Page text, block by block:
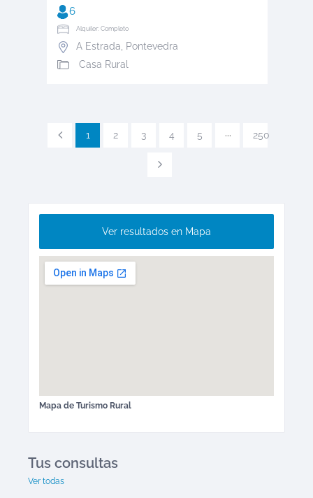
6
Alquiler: Completo
A Estrada, Pontevedra
Casa Rural
1 2 3 4 5 ··· 250
Ver resultados en Mapa
Mapa de Turismo Rural
Tus consultas
Ver todas